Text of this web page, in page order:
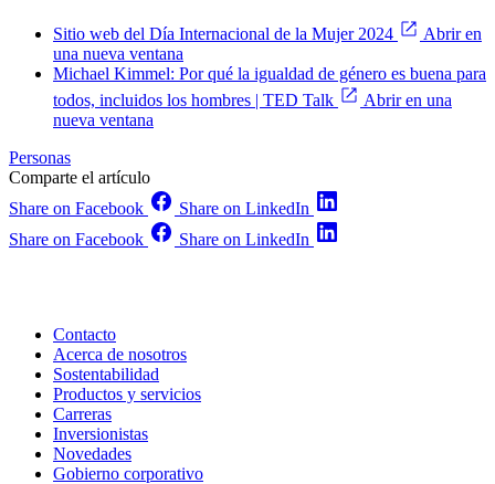
Sitio web del Día Internacional de la Mujer 2024
Abrir en
una nueva ventana
Michael Kimmel: Por qué la igualdad de género es buena para
todos, incluidos los hombres | TED Talk
Abrir en una
nueva ventana
Personas
Comparte el artículo
Share on Facebook
Share on LinkedIn
Share on Facebook
Share on LinkedIn
Contacto
Acerca de nosotros
Sostentabilidad
Productos y servicios
Carreras
Inversionistas
Novedades
Gobierno corporativo